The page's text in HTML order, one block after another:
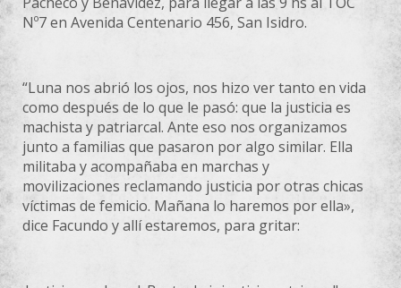
Nº7 en Avenida Centenario 456, San Isidro.
“Luna nos abrió los ojos, nos hizo ver tanto en vida
como después de lo que le pasó: que la justicia es
machista y patriarcal. Ante eso nos organizamos
junto a familias que pasaron por algo similar. Ella
militaba y acompañaba en marchas y
movilizaciones reclamando justicia por otras chicas
víctimas de femicio. Mañana lo haremos por ella»,
dice Facundo y allí estaremos, para gritar: